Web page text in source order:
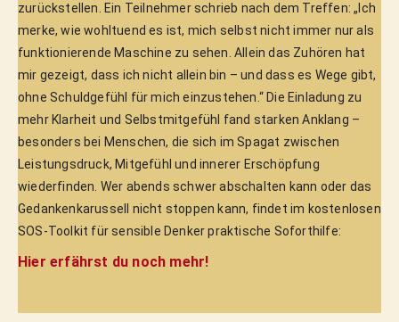
zurückstellen. Ein Teilnehmer schrieb nach dem Treffen: „Ich
merke, wie wohltuend es ist, mich selbst nicht immer nur als
funktionierende Maschine zu sehen. Allein das Zuhören hat
mir gezeigt, dass ich nicht allein bin – und dass es Wege gibt,
ohne Schuldgefühl für mich einzustehen.“ Die Einladung zu
mehr Klarheit und Selbstmitgefühl fand starken Anklang –
besonders bei Menschen, die sich im Spagat zwischen
Leistungsdruck, Mitgefühl und innerer Erschöpfung
wiederfinden. Wer abends schwer abschalten kann oder das
Gedankenkarussell nicht stoppen kann, findet im kostenlosen
SOS-Toolkit für sensible Denker praktische Soforthilfe:
Hier erfährst du noch mehr!